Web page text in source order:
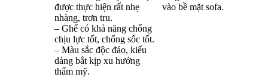
được thực hiện rất nhẹ
nhàng, trơn tru.
– Ghế có khả năng chống
chịu lực tốt, chống sốc tốt.
– Màu sắc độc đáo, kiểu
dáng bắt kịp xu hướng
thẩm mỹ.
vào bề mặt sofa.